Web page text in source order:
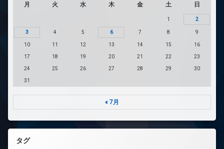
月 火 水 木 金 土 日
1 2
3 4 5 6 7 8 9
10 11 12 13 14 15 16
17 18 19 20 21 22 23
24 25 26 27 28 29 30
31
« 7月
タグ